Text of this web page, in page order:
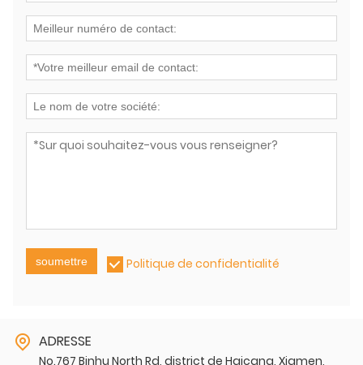
soumettre Politique de confidentialité
ADRESSE
No.767 Binhu North Rd, district de Haicang, Xiamen,